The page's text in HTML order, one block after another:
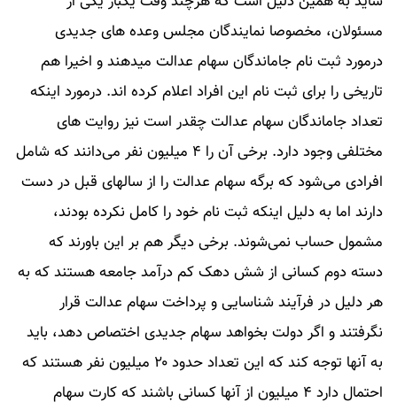
مسئولان، مخصوصا نمایندگان مجلس وعده های جدیدی
درمورد ثبت نام جاماندگان سهام عدالت میدهند و اخیرا هم
تاریخی را برای ثبت نام این افراد اعلام کرده اند. درمورد اینکه
تعداد جاماندگان سهام عدالت چقدر است نیز روایت های
مختلفی وجود دارد. برخی آن را ۴ میلیون نفر می‌دانند که شامل
افرادی می‌شود که برگه سهام عدالت را از سالهای قبل در دست
دارند اما به دلیل اینکه ثبت نام خود را کامل نکرده بودند،
مشمول حساب نمی‌شوند. برخی دیگر هم بر این باورند که
دسته دوم کسانی از شش دهک کم درآمد جامعه هستند که به
هر دلیل در فرآیند شناسایی و پرداخت سهام عدالت قرار
نگرفتند و اگر دولت بخواهد سهام جدیدی اختصاص دهد، باید
به آنها توجه کند که این تعداد حدود ۲۰ میلیون نفر هستند که
احتمال دارد ۴ میلیون از آنها کسانی باشند که کارت سهام